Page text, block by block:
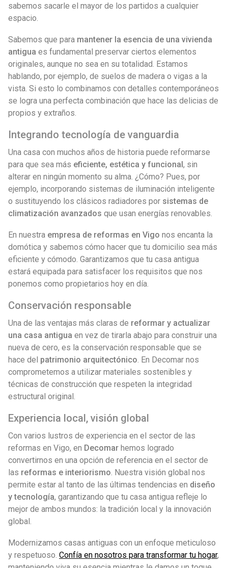
sabemos sacarle el mayor de los partidos a cualquier
espacio.
Sabemos que para mantener la esencia de una vivienda
antigua es fundamental preservar ciertos elementos
originales, aunque no sea en su totalidad. Estamos
hablando, por ejemplo, de suelos de madera o vigas a la
vista. Si esto lo combinamos con detalles contemporáneos
se logra una perfecta combinación que hace las delicias de
propios y extraños.
Integrando tecnología de vanguardia
Una casa con muchos años de historia puede reformarse
para que sea más eficiente, estética y funcional, sin
alterar en ningún momento su alma. ¿Cómo? Pues, por
ejemplo, incorporando sistemas de iluminación inteligente
o sustituyendo los clásicos radiadores por sistemas de
climatización avanzados que usan energías renovables.
En nuestra empresa de reformas en Vigo nos encanta la
domótica y sabemos cómo hacer que tu domicilio sea más
eficiente y cómodo. Garantizamos que tu casa antigua
estará equipada para satisfacer los requisitos que nos
ponemos como propietarios hoy en día.
Conservación responsable
Una de las ventajas más claras de reformar y actualizar
una casa antigua en vez de tirarla abajo para construir una
nueva de cero, es la conservación responsable que se
hace del patrimonio arquitectónico. En Decomar nos
comprometemos a utilizar materiales sostenibles y
técnicas de construcción que respeten la integridad
estructural original.
Experiencia local, visión global
Con varios lustros de experiencia en el sector de las
reformas en Vigo, en Decomar hemos logrado
convertirnos en una opción de referencia en el sector de
las reformas e interiorismo. Nuestra visión global nos
permite estar al tanto de las últimas tendencias en diseño
y tecnología, garantizando que tu casa antigua refleje lo
mejor de ambos mundos: la tradición local y la innovación
global.
Modernizamos casas antiguas con un enfoque meticuloso
y respetuoso. Confía en nosotros para transformar tu hogar,